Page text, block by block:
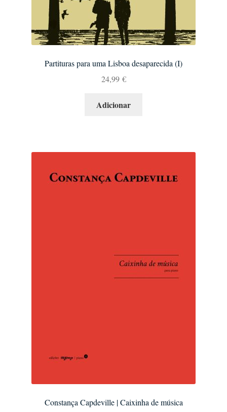
Partituras para uma Lisboa desaparecida (I)
24,99 €
Adicionar
Constança Capdeville | Caixinha de música